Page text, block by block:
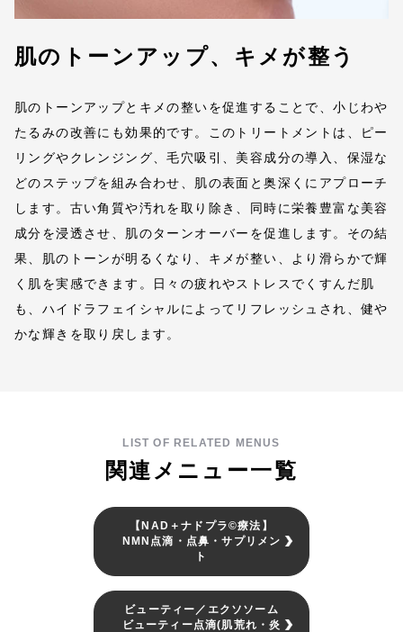
肌のトーンアップ、キメが整う
肌のトーンアップとキメの整いを促進することで、小じわや
たるみの改善にも効果的です。このトリートメントは、ピー
リングやクレンジング、毛穴吸引、美容成分の導入、保湿な
どのステップを組み合わせ、肌の表面と奥深くにアプローチ
します。古い角質や汚れを取り除き、同時に栄養豊富な美容
成分を浸透させ、肌のターンオーバーを促進します。その結
果、肌のトーンが明るくなり、キメが整い、より滑らかで輝
く肌を実感できます。日々の疲れやストレスでくすんだ肌
も、ハイドラフェイシャルによってリフレッシュされ、健や
かな輝きを取り戻します。
LIST OF RELATED MENUS
関連メニュー一覧
【NAD＋ナドプラ©療法】
NMN点滴・点鼻・サプリメン
ト
ビューティー／エクソソーム
ビューティー点滴(肌荒れ・炎